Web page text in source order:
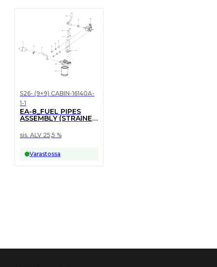
S26- (9+9) CABIN-16140A-
1-1
EA-8_FUEL PIPES
ASSEMBLY (STRAINER
sis. ALV 25,5 %
Varastossa